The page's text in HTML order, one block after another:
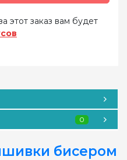
этот заказ вам будет
0
бисером